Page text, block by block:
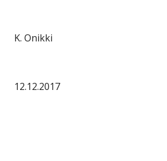
K. Onikki
12.12.2017